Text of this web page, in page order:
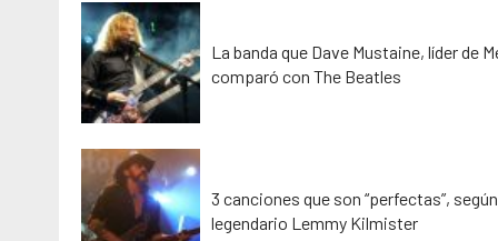
La banda que Dave Mustaine, líder de
comparó con The Beatles
3 canciones que son “perfectas”,
legendario Lemmy Kilmister